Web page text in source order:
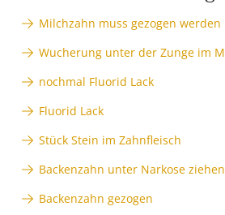
Milchzahn muss gezogen werden
Wucherung unter der Zunge im
nochmal Fluorid Lack
Fluorid Lack
Stück Stein im Zahnfleisch
Backenzahn unter Narkose
Backenzahn gezogen